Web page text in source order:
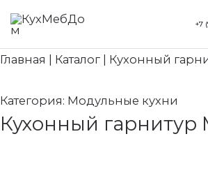
Перейти
содержимому
+7
Главная Каталог Кухонный
Категория: Модульные кухни
Кухонный
Search...